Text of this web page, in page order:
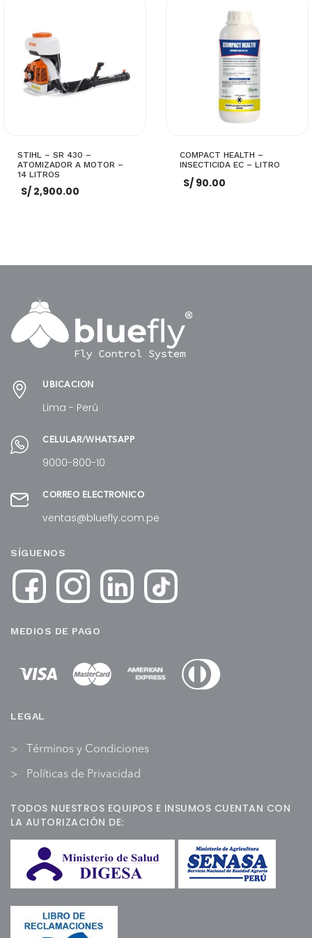
AÑADIR AL CARRITO
STIHL – SR 430 –
ATOMIZADOR A MOTOR –
14 LITROS
S/ 2,900.00
COMPACT HEALTH –
INSECTICIDA EC – LITRO
S/90.00
UBICACIÓN
Lima - Perú
CELULAR/WHATSAPP
9000-800-10
CORREO ELECTRÓNICO
ventas@bluefly.com.pe
SÍGUENOS
MEDIOS DE PAGO
LEGAL
Términos y Condiciones
Políticas de Privacidad
TODOS NUESTROS EQUIPOS E INSUMOS CUENTAN CON
LA AUTORIZACIÓN DE: